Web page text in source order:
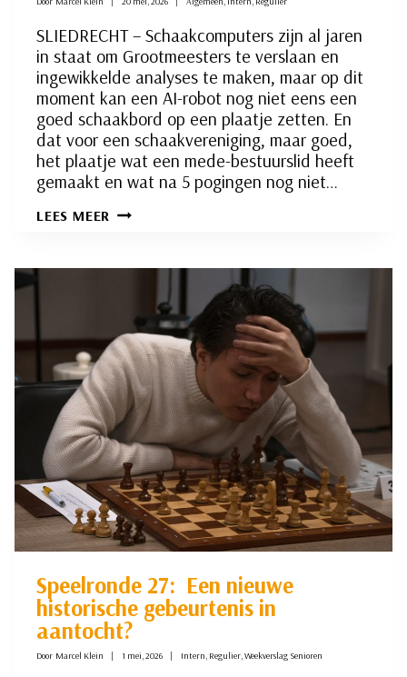
SLIEDRECHT – Schaakcomputers zijn al jaren
in staat om Grootmeesters te verslaan en
ingewikkelde analyses te maken, maar op dit
moment kan een AI-robot nog niet eens een
goed schaakbord op een plaatje zetten. En
dat voor een schaakvereniging, maar goed,
het plaatje wat een mede-bestuurslid heeft
gemaakt en wat na 5 pogingen nog niet…
LEES MEER AANKONDIGING:
COMPETITIE
Speelronde 27: Een nieuwe
historische gebeurtenis in
aantocht?
Door Marcel Klein 1 mei, 2026 Intern, Regulier,Weekverslag Senioren